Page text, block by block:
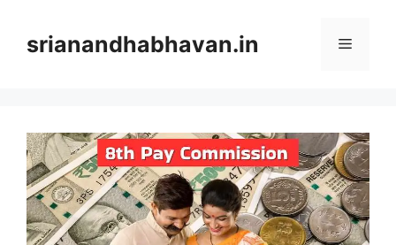
contentsrianandhabhavan.in Menu